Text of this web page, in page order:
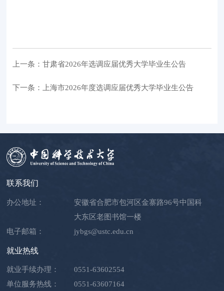
上一条：甘肃省2026年选调应届优秀大学毕业生公告
下一条：上海市2026年度选调应届优秀大学毕业生公告
联系我们
办公地址：
安徽省合肥市包河区金寨路96号中国科
大东区老图书馆一楼
电子邮箱：
jybgs@ustc.edu.cn
就业热线
就业手续办理：
0551-63602554
单位服务热线：
0551-63607164